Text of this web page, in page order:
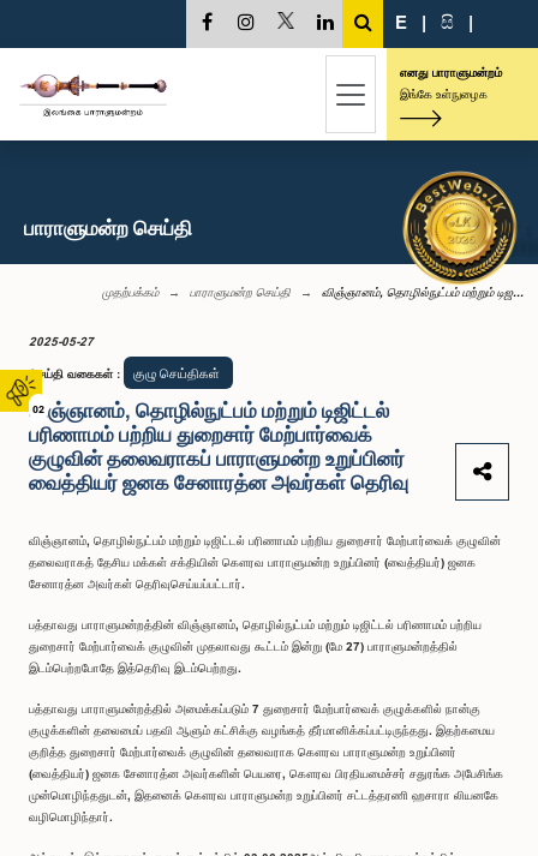
02
E | සි |
எனது பாராளுமன்றம்
இங்கே உள்நுழைக
பாராளுமன்ற செய்தி
முதற்பக்கம் பாராளுமன்ற செய்தி விஞ்ஞானம், தொழில்நுட்பம் மற்றும் டிஜ...
2025-05-27
செய்தி வகைகள் : குழு செய்திகள்
விஞ்ஞானம், தொழில்நுட்பம் மற்றும் டிஜிட்டல்
பரிணாமம் பற்றிய துறைசார் மேற்பார்வைக்
குழுவின் தலைவராகப் பாராளுமன்ற உறுப்பினர்
வைத்தியர் ஜனக சேனாரத்ன அவர்கள் தெரிவு
விஞ்ஞானம், தொழில்நுட்பம் மற்றும் டிஜிட்டல் பரிணாமம் பற்றிய துறைசார் மேற்பார்வைக் குழுவின்
தலைவராகத் தேசிய மக்கள் சக்தியின் கௌரவ பாராளுமன்ற உறுப்பினர் (வைத்தியர்) ஜனக
சேனாரத்ன அவர்கள் தெரிவுசெய்யப்பட்டார்.
பத்தாவது பாராளுமன்றத்தின் விஞ்ஞானம், தொழில்நுட்பம் மற்றும் டிஜிட்டல் பரிணாமம் பற்றிய
துறைசார் மேற்பார்வைக் குழுவின் முதலாவது கூட்டம் இன்று (மே 27) பாராளுமன்றத்தில்
இடம்பெற்றபோதே இத்தெரிவு இடம்பெற்றது.
பத்தாவது பாராளுமன்றத்தில் அமைக்கப்படும் 7 துறைசார் மேற்பார்வைக் குழுக்களில் நான்கு
குழுக்களின் தலைமைப் பதவி ஆளும் கட்சிக்கு வழங்கத் தீர்மானிக்கப்பட்டிருந்தது. இதற்கமைய
குறித்த துறைசார் மேற்பார்வைக் குழுவின் தலைவராக கௌரவ பாராளுமன்ற உறுப்பினர்
(வைத்தியர்) ஜனக சேனாரத்ன அவர்களின் பெயரை, கௌரவ பிரதியமைச்சர் சதுரங்க அபேசிங்க
முன்மொழிந்ததுடன், இதனைக் கௌரவ பாராளுமன்ற உறுப்பினர் சட்டத்தரணி ஹசாரா லியனகே
வழிமொழிந்தார்.